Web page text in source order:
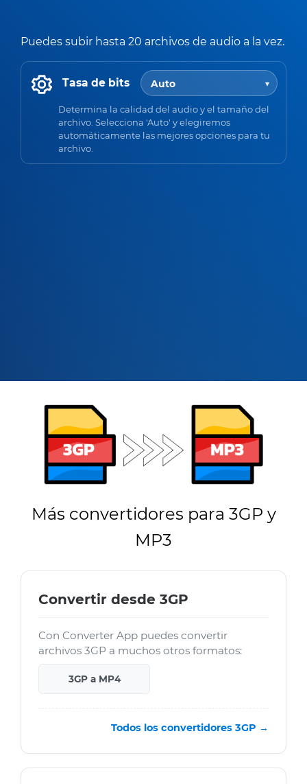
Puedes subir hasta 20 archivos de audio a la vez.
Tasa de bits
Determina la calidad del audio y el tamaño del
archivo. Selecciona 'Auto' y elegiremos
automáticamente las mejores opciones para tu
archivo.
Más convertidores para 3GP y
MP3
Convertir desde 3GP
Con Converter App puedes convertir
archivos 3GP a muchos otros formatos:
3GP a MP4
Todos los convertidores 3GP →